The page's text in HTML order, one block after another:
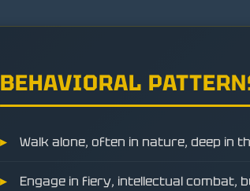
BEHAVIORAL
Walk alone, often in nature, deep in
Engage in fiery, intellectual combat,